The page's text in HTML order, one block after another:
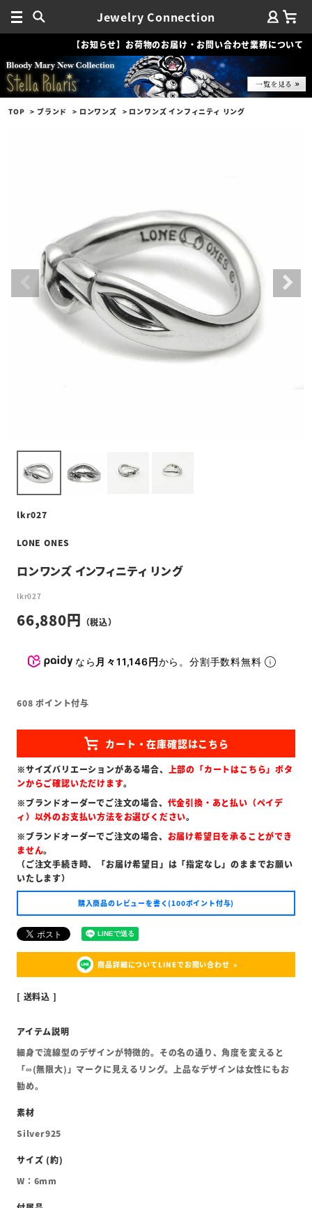
Jewelry Connection
【お知らせ】お荷物のお届け・お問い合わせ業務について
TOP ブランド ロンワンズ ロンワンズ インフィニティ リング
lkr027
LONE ONES
ロンワンズ インフィニティ リング
lkr027
66,880
なら 月々11,146円から。分割手数料無料
608 ポイント付与
※サイズバリエーションがある場合、 上部の「カートはこちら」ボタ
ンからご確認いただけます。
※ブランドオーダーでご注文の場合、 代金引換・あと払い（ペイデ
ィ）以外のお支払い方法をお選びください。
※ブランドオーダーでご注文の場合、 お届け希望日を承ることができ
ません。
（ご注文手続き時、「お届け希望日」は「指定なし」のままでお願い
いたします）
購入商品のレビューを書く(100ポイント付与)
商品詳細についてLINEでお問い合わせ
送料込
細身で流線型のデザインが特徴的。その名の通り、角度を変えると
「∞(無限大)」マークに見えるリング。上品なデザインは女性にもお
勧め。
Silver925
W：6mm